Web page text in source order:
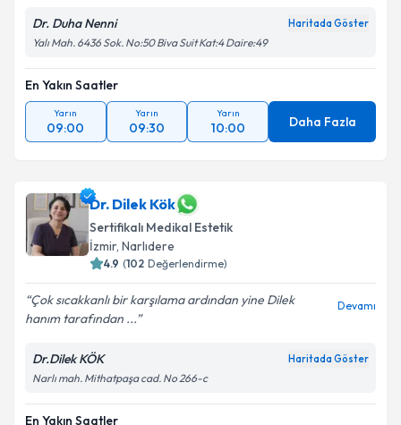
Dr. Duha Nenni Haritada Göster
Yalı Mah. 6436 Sok. No:50 Biva Suit Kat:4 Daire:49
En Yakın Saatler
Yarın
09:00
Yarın
09:30
Yarın
10:00 Daha Fazla
Dr. Dilek Kök
Sertifikalı Medikal Estetik
İzmir, Narlıdere
4.9 (102 Değerlendirme)
Çok sıcakkanlı bir karşılama ardından yine Dilek
hanım tarafından ...
Devamı
Dr.Dilek KÖK Haritada Göster
Narlı mah. Mithatpaşa cad. No 266-c
En Yakın Saatler